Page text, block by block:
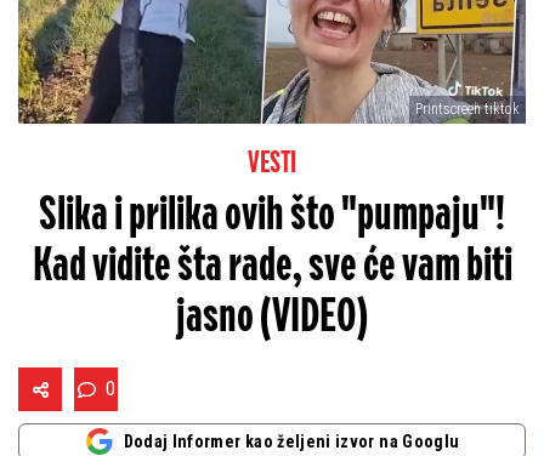
Printscreen tiktok
VESTI
Slika i prilika ovih što "pumpaju"!
Kad vidite šta rade, sve će vam biti
jasno (VIDEO)
0
Dodaj Informer kao željeni izvor na Googlu